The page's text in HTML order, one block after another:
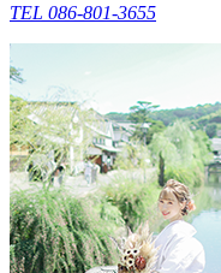
TEL 086-801-3655